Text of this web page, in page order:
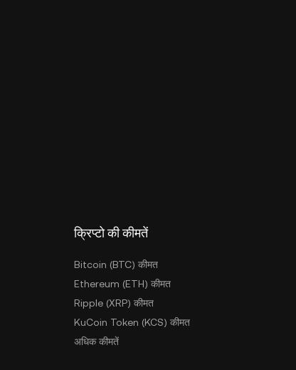
क्रिप्टो की कीमतें
Bitcoin (BTC) कीमत
Ethereum (ETH) कीमत
Ripple (XRP) कीमत
KuCoin Token (KCS) कीमत
अधिक कीमतें